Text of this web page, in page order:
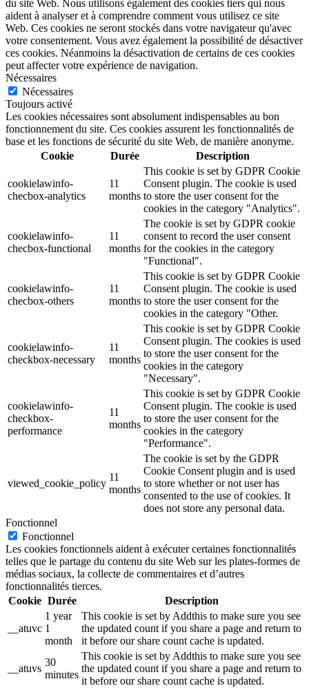
du site Web. Nous utilisons également des cookies tiers qui nous
aident à analyser et à comprendre comment vous utilisez ce site
Web. Ces cookies ne seront stockés dans votre navigateur qu'avec
votre consentement. Vous avez également la possibilité de désactiver
ces cookies. Néanmoins la désactivation de certains de ces cookies
peut affecter votre expérience de navigation.
Nécessaires
Nécessaires
Toujours activé
Les cookies nécessaires sont absolument indispensables au bon
fonctionnement du site. Ces cookies assurent les fonctionnalités de
base et les fonctions de sécurité du site Web, de manière anonyme.
Cookie
Durée Description
cookielawinfo-
checbox-analytics
11
months
This cookie is set by GDPR Cookie
Consent plugin. The cookie is used
to store the user consent for the
cookies in the category "Analytics".
cookielawinfo-
checbox-functional
11
months
The cookie is set by GDPR cookie
consent to record the user consent
for the cookies in the category
"Functional".
cookielawinfo-
checbox-others
11
months
This cookie is set by GDPR Cookie
Consent plugin. The cookie is used
to store the user consent for the
cookies in the category "Other.
cookielawinfo-
checkbox-necessary
11
months
This cookie is set by GDPR Cookie
Consent plugin. The cookies is used
to store the user consent for the
cookies in the category
"Necessary".
cookielawinfo-
checkbox-
performance
11
months
This cookie is set by GDPR Cookie
Consent plugin. The cookie is used
to store the user consent for the
cookies in the category
"Performance".
viewed_cookie_policy
11
months
The cookie is set by the GDPR
Cookie Consent plugin and is used
to store whether or not user has
consented to the use of cookies. It
does not store any personal data.
Fonctionnel
Fonctionnel
Les cookies fonctionnels aident à exécuter certaines fonctionnalités
telles que le partage du contenu du site Web sur les plates-formes de
médias sociaux, la collecte de commentaires et d’autres
fonctionnalités tierces.
Cookie Durée Description
__atuvc
1 year
1
month
This cookie is set by Addthis to make sure you see
the updated count if you share a page and return to
it before our share count cache is updated.
__atuvs
30
minutes
This cookie is set by Addthis to make sure you see
the updated count if you share a page and return to
it before our share count cache is updated.